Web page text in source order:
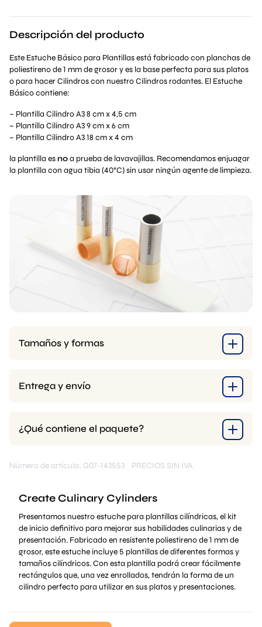
Descripción del producto
Este Estuche Básico para Plantillas está fabricado con planchas de
poliestireno de 1 mm de grosor y es la base perfecta para sus platos
o para hacer Cilindros con nuestroCilindros rodantes. El Estuche
Básico contiene:
– Plantilla Cilindro A3 8 cm x 4,5 cm
– Plantilla Cilindro A3 9 cm x 6 cm
– Plantilla Cilindro A3 18 cm x 4 cm
la plantilla esnoa prueba de lavavajillas. Recomendamos enjuagar
la plantilla con agua tibia (40°C) sin usar ningún agente de limpieza.
Tamaños y formas
Entrega y envío
¿Qué contiene el paquete?
Número de artículo: G07-143553 PRECIOS SIN IVA
Create Culinary Cylinders
Presentamos nuestro estuche para plantillas cilíndricas, el kit
de inicio definitivo para mejorar sus habilidades culinarias y de
presentación. Fabricado en resistente poliestireno de 1 mm de
grosor, este estuche incluye 5 plantillas de diferentes formas y
tamaños cilíndricos. Con esta plantilla podrá crear fácilmente
rectángulos que, una vez enrollados, tendrán la forma de un
cilindro perfecto para utilizar en sus platos y presentaciones.